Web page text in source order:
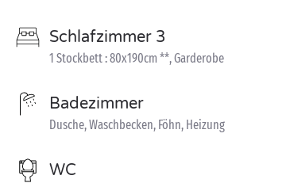
Schlafzimmer 3
1 Stockbett : 80x190cm **, Garderobe
Badezimmer
Dusche, Waschbecken, Föhn, Heizung
WC